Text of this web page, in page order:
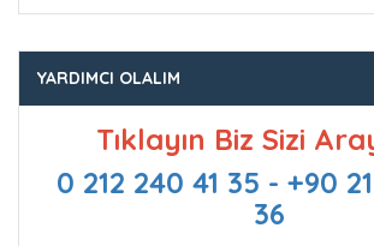
YARDIMCI OLALIM
Tıklayın Biz Sizi
0 212 240 41 35 - +90
36